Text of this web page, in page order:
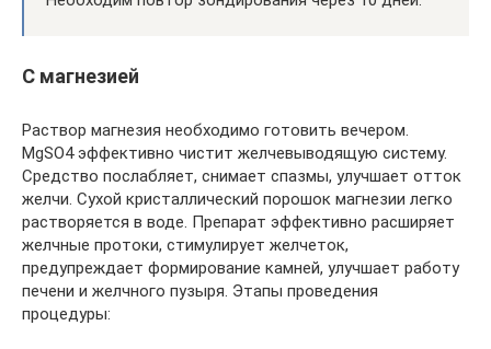
С магнезией
Раствор магнезия необходимо готовить вечером.
MgSO4 эффективно чистит желчевыводящую систему.
Средство послабляет, снимает спазмы, улучшает отток
желчи. Сухой кристаллический порошок магнезии легко
растворяется в воде. Препарат эффективно расширяет
желчные протоки, стимулирует желчеток,
предупреждает формирование камней, улучшает работу
печени и желчного пузыря. Этапы проведения
процедуры: